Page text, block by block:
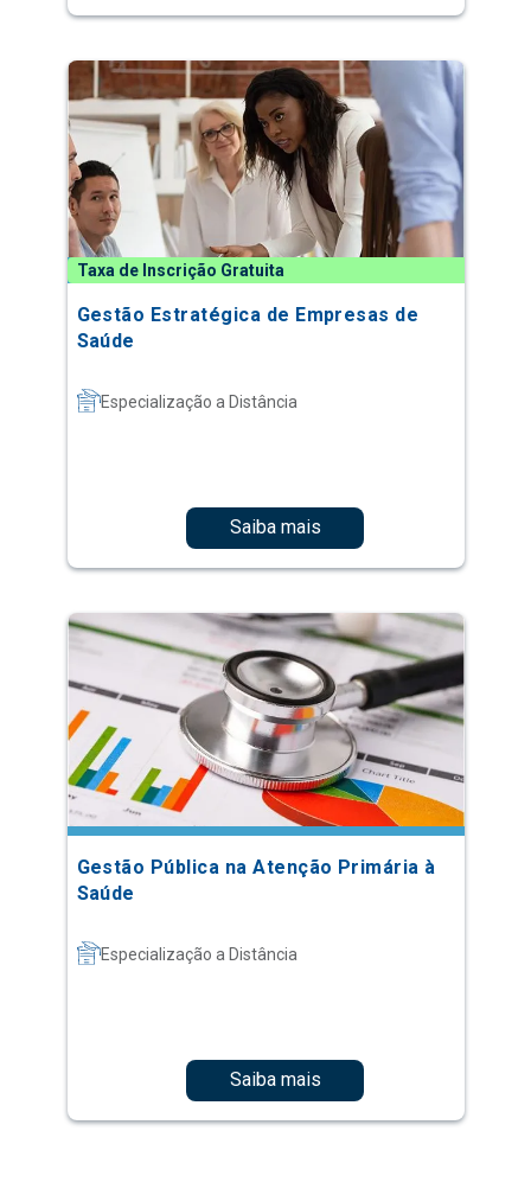
Taxa de Inscrição Gratuita
Gestão Estratégica de Empresas de
Saúde
Especialização a Distância
Saiba mais
Gestão Pública na Atenção Primária à
Saúde
Especialização a Distância
Saiba mais